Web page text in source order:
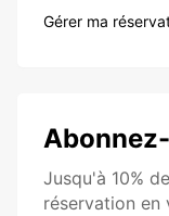
Gérer ma
Jusqu'à 10%
réservation en